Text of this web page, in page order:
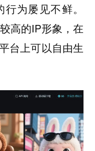
为屡见不鲜。
高的IP形象，在
台上可以自由生